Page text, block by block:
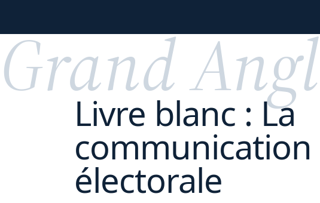
et
Grand
Livre blanc : La
communication
électorale